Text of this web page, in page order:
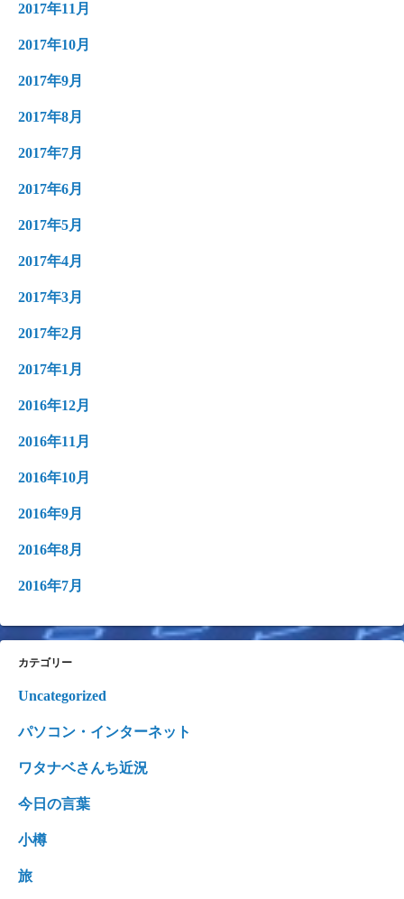
2017年11月
2017年10月
2017年9月
2017年8月
2017年7月
2017年6月
2017年5月
2017年4月
2017年3月
2017年2月
2017年1月
2016年12月
2016年11月
2016年10月
2016年9月
2016年8月
2016年7月
カテゴリー
Uncategorized
パソコン・インターネット
ワタナベさんち近況
今日の言葉
小樽
旅